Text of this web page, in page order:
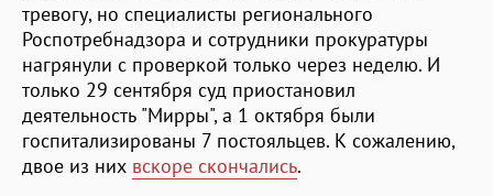
тревогу, но специалисты регионального
Роспотребнадзора и сотрудники прокуратуры
нагрянули с проверкой только через неделю. И
только 29 сентября суд приостановил
деятельность "Мирры", а 1 октября были
госпитализированы 7 постояльцев. К сожалению,
двое из них вскоре скончались.